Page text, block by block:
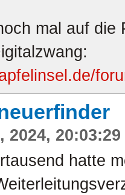
mal auf
2024, 20:03:29
hatte